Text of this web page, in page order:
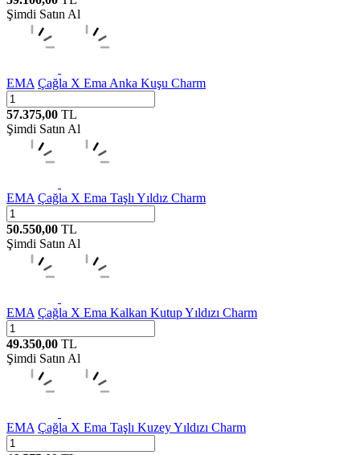
Şimdi Satın Al
EMA Çağla X Ema Anka Kuşu Charm
57.375,00 TL
Şimdi Satın Al
EMA Çağla X Ema Taşlı Yıldız Charm
50.550,00 TL
Şimdi Satın Al
EMA Çağla X Ema Kalkan Kutup Yıldızı Charm
49.350,00 TL
Şimdi Satın Al
EMA Çağla X Ema Taşlı Kuzey Yıldızı Charm